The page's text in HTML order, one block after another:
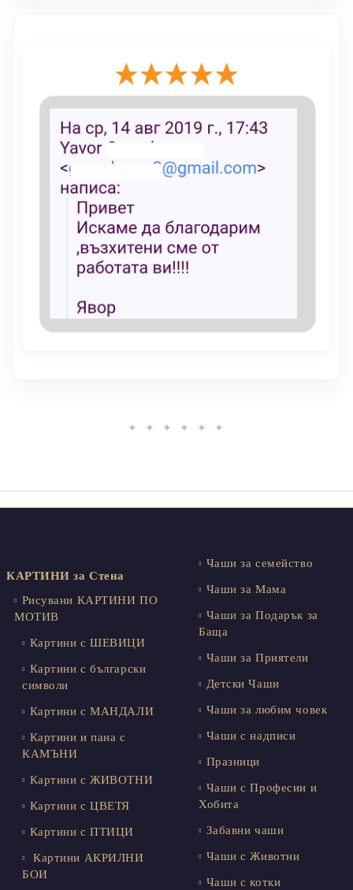
✦ ✦ ✦ ✦ ✦ ✦
КАРТИНИ за Стена
Рисувани КАРТИНИ ПО
МОТИВ
Картини с ШЕВИЦИ
Картини с български
символи
Картини с МАНДАЛИ
Картини и пана с
КАМЪНИ
Картини с ЖИВОТНИ
Картини с ЦВЕТЯ
Картини с ПТИЦИ
Картини АКРИЛНИ
БОИ
Чаши за семейство
Чаши за Мама
Чаши за Подарък за
Баща
Чаши за Приятели
Детски Чаши
Чаши за любим човек
Чаши с надписи
Празници
Чаши с Професии и
Хобита
Забавни чаши
Чаши с Животни
Чаши с котки